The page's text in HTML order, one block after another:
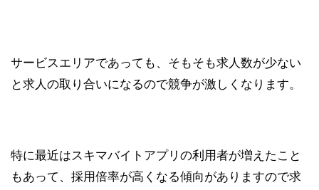
サービスエリアであっても、そもそも求人数が少ない
と求人の取り合いになるので競争が激しくなります。
特に最近はスキマバイトアプリの利用者が増えたこと
もあって、採用倍率が高くなる傾向がありますので求